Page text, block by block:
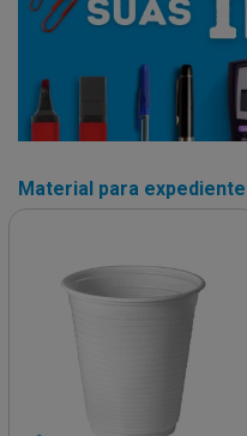
Material para expediente